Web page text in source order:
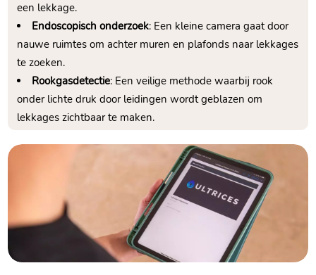
een lekkage.​
Endoscopisch onderzoek: Een kleine camera gaat door
nauwe ruimtes om achter muren en plafonds naar lekkages
te zoeken.​
Rookgasdetectie: Een veilige methode waarbij rook
onder lichte druk door leidingen wordt geblazen om
lekkages zichtbaar te maken.​